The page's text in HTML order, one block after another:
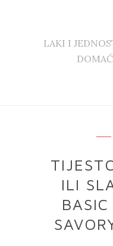
LAKI I
ILI